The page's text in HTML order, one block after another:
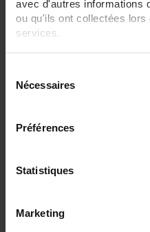
avec d'autres informations
ou qu'ils ont collectées
services.
Nécessaires
Préférences
Statistiques
Marketing
- 3 and 6 channels, 24